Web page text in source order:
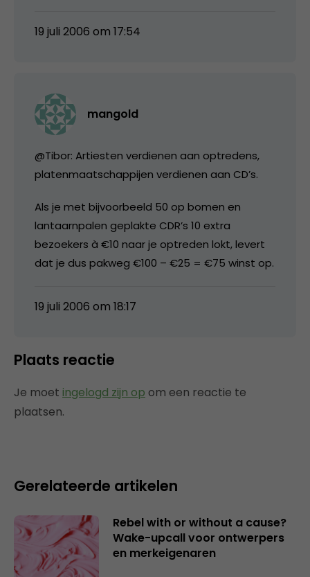
19 juli 2006 om 17:54
mangold
@Tibor: Artiesten verdienen aan optredens,
platenmaatschappijen verdienen aan CD’s.
Als je met bijvoorbeeld 50 op bomen en
lantaarnpalen geplakte CDR’s 10 extra
bezoekers à €10 naar je optreden lokt, levert
dat je dus pakweg €100 – €25 = €75 winst op.
19 juli 2006 om 18:17
Plaats reactie
Je moet ingelogd zijn op om een reactie te
plaatsen.
Gerelateerde artikelen
Rebel with or without a cause?
Wake-upcall voor ontwerpers
en merkeigenaren